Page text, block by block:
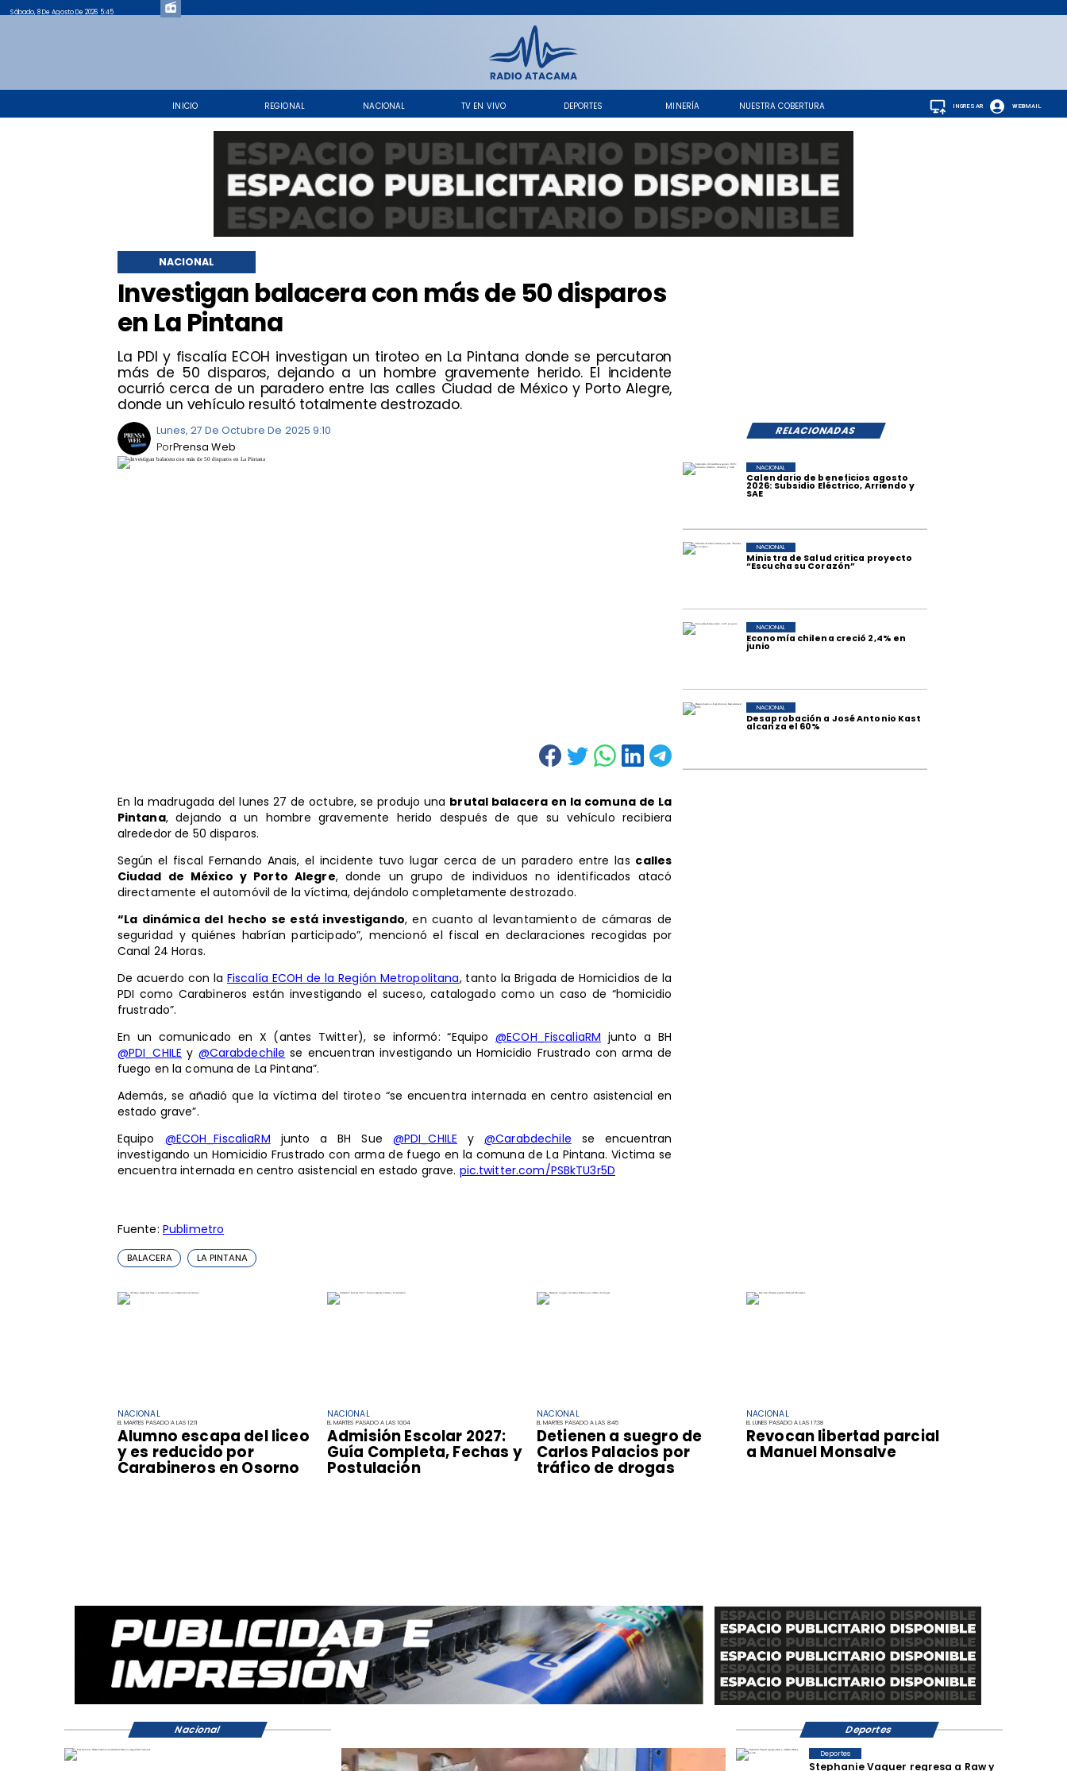
INICIO REGIONAL NACIONAL TV EN VIVO DEPORTES MINERÍA NUESTRA COBERTURA
Sábado, 8 De Agosto De 2026 5:45
WEBMAIL
INGRESAR
Investigan balacera con más de 50 disparos
en La Pintana
La PDI y fiscalía ECOH investigan un tiroteo en La Pintana donde se percutaron
más de 50 disparos, dejando a un hombre gravemente herido. El incidente
ocurrió cerca de un paradero entre las calles Ciudad de México y Porto Alegre,
donde un vehículo resultó totalmente destrozado.
NACIONAL
RELACIONADAS
Lunes, 27 De Octubre De 2025 9:10
Prensa Web
Por
NACIONAL
EL MARTES PASADO A LAS 12:11
Alumno escapa del liceo
y es reducido por
Carabineros en Osorno
NACIONAL
EL MARTES PASADO A LAS 10:04
Admisión Escolar 2027:
Guía Completa, Fechas y
Postulación
NACIONAL
EL MARTES PASADO A LAS 8:45
Detienen a suegro de
Carlos Palacios por
tráfico de drogas
NACIONAL
EL LUNES PASADO A LAS 17:38
Revocan libertad parcial
a Manuel Monsalve
Calendario de beneficios agosto
2026: Subsidio Eléctrico, Arriendo y
SAE
NACIONAL
Ministra de Salud critica proyecto
“Escucha su Corazón”
NACIONAL
Economía chilena creció 2,4% en
junio
NACIONAL
Desaprobación a José Antonio Kast
alcanza el 60%
NACIONAL
En la madrugada del lunes 27 de octubre, se produjo una brutal balacera en la comuna de La
Pintana, dejando a un hombre gravemente herido después de que su vehículo recibiera
alrededor de 50 disparos.
Según el fiscal Fernando Anais, el incidente tuvo lugar cerca de un paradero entre las calles
Ciudad de México y Porto Alegre, donde un grupo de individuos no identificados atacó
directamente el automóvil de la víctima, dejándolo completamente destrozado.
“La dinámica del hecho se está investigando, en cuanto al levantamiento de cámaras de
seguridad y quiénes habrían participado”, mencionó el fiscal en declaraciones recogidas por
Canal 24 Horas.
De acuerdo con la Fiscalía ECOH de la Región Metropolitana, tanto la Brigada de Homicidios de la
PDI como Carabineros están investigando el suceso, catalogado como un caso de “homicidio
frustrado”.
En un comunicado en X (antes Twitter), se informó: “Equipo@ECOH_FiscaliaRM junto a BH
@PDI_CHILE y @Carabdechile se encuentran investigando un Homicidio Frustrado con arma de
fuego en la comuna de La Pintana”.
Además, se añadió que la víctima del tiroteo “se encuentra internada en centro asistencial en
estado grave”.
Equipo @ECOH_FiscaliaRM junto a BH Sue @PDI_CHILE y@Carabdechile se encuentran
investigando un Homicidio Frustrado con arma de fuego en la comuna de La Pintana. Victima se
encuentra internada en centro asistencial en estado grave. pic.twitter.com/PSBkTU3r5D
Fuente: Publimetro
BALACERA LA PINTANA
Stephanie Vaquer regresa a Raw y
Deportes
Nacional Deportes